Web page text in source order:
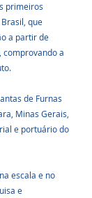
primeiros
que
a partir de
comprovando a
de Furnas
Minas Gerais,
e portuário do
escala e no
e